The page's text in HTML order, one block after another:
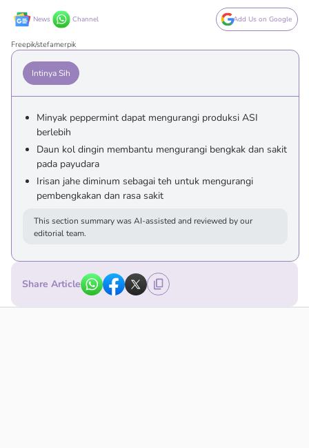
News Channel Add Us on Google
Freepik/stefamerpik
Intinya Sih
Minyak peppermint dapat mengurangi produksi ASI
berlebih
Daun kol dingin membantu mengurangi bengkak dan sakit
pada payudara
Irisan jahe diminum sebagai teh untuk mengurangi
pembengkakan dan rasa sakit
This section summary was AI-assisted and reviewed by our
editorial team.
Share Article